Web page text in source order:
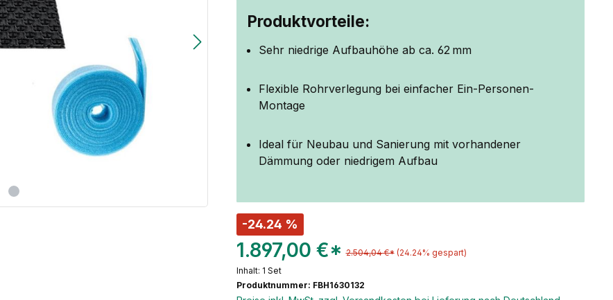
Produktvorteile:
Sehr niedrige Aufbauhöhe ab ca. 62 mm
Flexible Rohrverlegung bei einfacher Ein-Personen-
Montage
Ideal für Neubau und Sanierung mit vorhandener
Dämmung oder niedrigem Aufbau
-24.24 %
1.897,00 €* 2.504,04 €* (24.24% gespart)
Inhalt: 1 Set
Produktnummer: FBH1630132